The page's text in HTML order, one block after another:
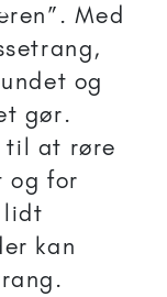
Med
og
gør.
til at røre
og for
lidt
kan